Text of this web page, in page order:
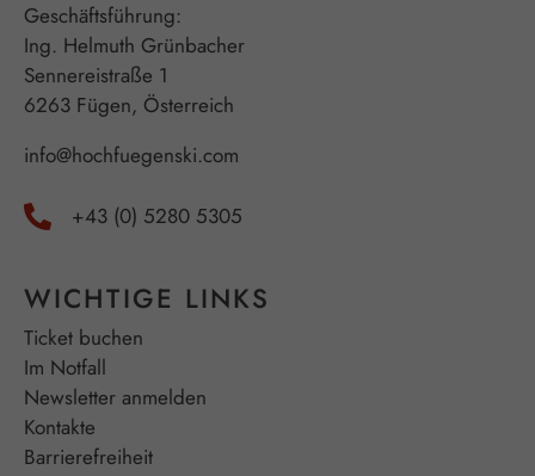
Geschäftsführung:
Ing. Helmuth Grünbacher
Sennereistraße 1
6263 Fügen, Österreich
info@hochfuegenski.com
+43 (0) 5280 5305
WICHTIGE LINKS
Ticket buchen
Im Notfall
Newsletter anmelden
Kontakte
Barrierefreiheit